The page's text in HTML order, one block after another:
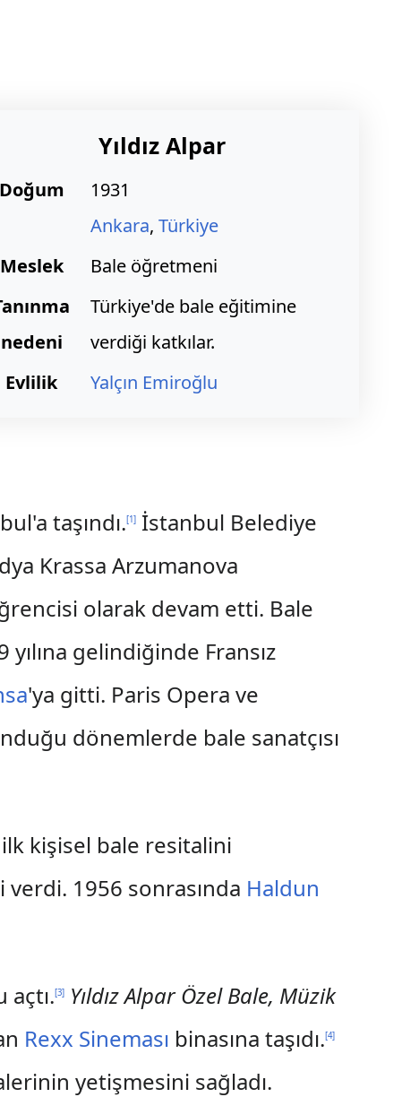
Yıldız Alpar
Doğum
1931
Ankara, Türkiye
Meslek
Bale öğretmeni
nedeni
Türkiye'de bale eğitimine
verdiği katkılar.
Evlilik
Yalçın Emiroğlu
taşındı.[1] İstanbul Belediye
Krassa Arzumanova
olarak devam etti. Bale
gelindiğinde Fransız
'ya gitti. Paris Opera ve
dönemlerde bale sanatçısı
kişisel bale resitalini
1956 sonrasında Haldun
açtı.[3]
Yıldız Alpar Özel Bale, Müzik
Rexx Sineması binasına taşıdı.[4]
yetişmesini sağladı.